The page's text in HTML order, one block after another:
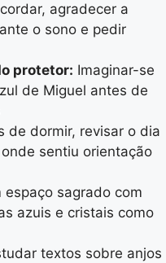
agradecer a
o sono e pedir
protetor: Imaginar-se
de Miguel antes de
de dormir, revisar o dia
sentiu orientação
espaço sagrado com
azuis e cristais como
textos sobre anjos